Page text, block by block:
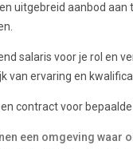
uitgebreid aanbod aan
salaris voor je rol en
van ervaring en
contract voor bepaalde
een omgeving waar